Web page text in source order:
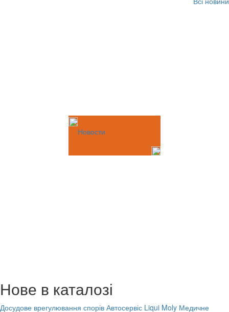
Новости
Нове в каталозі
Досудове врегулювання спорів Автосервіс Liqui Moly Медичне